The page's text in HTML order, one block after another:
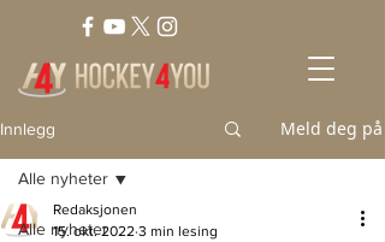
Innlegg Meld deg på
Alle nyheter
Alle nyheter
Redaksjonen
15. okt. 2022 3 min lesing